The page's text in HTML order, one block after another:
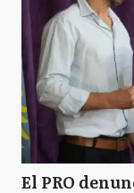
El PRO